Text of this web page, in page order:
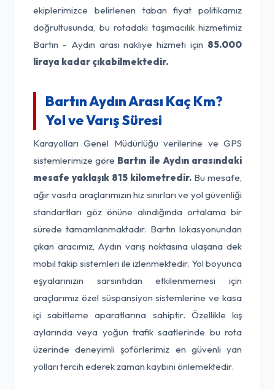
ekiplerimizce belirlenen taban fiyat politikamız
doğrultusunda, bu rotadaki taşımacılık hizmetimiz
Bartın - Aydın arası nakliye hizmeti için 85.000
liraya kadar çıkabilmektedir.
Bartın Aydın Arası Kaç Km?
Yol ve Varış Süresi
Karayolları Genel Müdürlüğü verilerine ve GPS
sistemlerimize göre Bartın ile Aydın arasındaki
mesafe yaklaşık 815 kilometredir. Bu mesafe,
ağır vasıta araçlarımızın hız sınırları ve yol güvenliği
standartları göz önüne alındığında ortalama bir
sürede tamamlanmaktadır. Bartın lokasyonundan
çıkan aracımız, Aydın varış noktasına ulaşana dek
mobil takip sistemleri ile izlenmektedir. Yol boyunca
eşyalarınızın sarsıntıdan etkilenmemesi için
araçlarımız özel süspansiyon sistemlerine ve kasa
içi sabitleme aparatlarına sahiptir. Özellikle kış
aylarında veya yoğun trafik saatlerinde bu rota
üzerinde deneyimli şoförlerimiz en güvenli yan
yolları tercih ederek zaman kaybını önlemektedir.